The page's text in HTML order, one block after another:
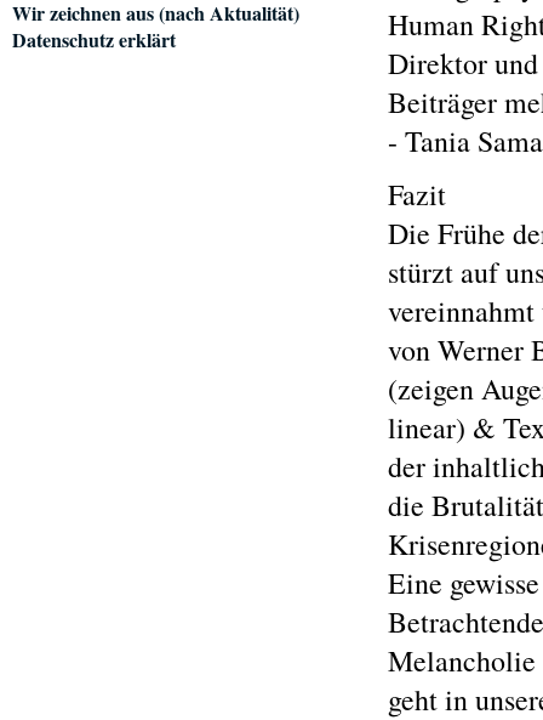
Human
Direktor
Beiträger
- Tania
Fazit
Die Frühe
stürzt auf
von Werner
(zeigen
linear) &
der
die
Eine
Melancholie
geht in
Wir zeichnen aus (nach Aktualität)
Datenschutz erklärt